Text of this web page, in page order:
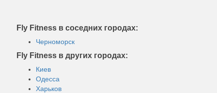
Fly Fitness в соседних городах:
Черноморск
Fly Fitness в других городах:
Киев
Одесса
Харьков